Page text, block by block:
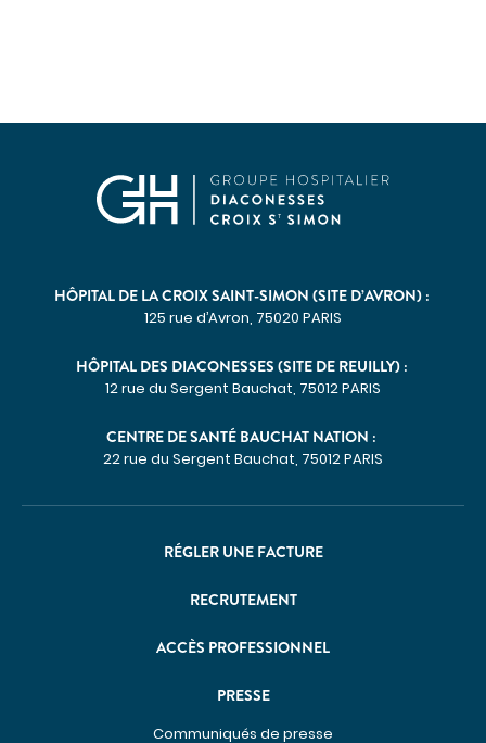
HÔPITAL DE LA CROIX SAINT-SIMON (SITE D’AVRON) :
125 rue d’Avron, 75020 PARIS
HÔPITAL DES DIACONESSES (SITE DE REUILLY) :
12 rue du Sergent Bauchat, 75012 PARIS
CENTRE DE SANTÉ BAUCHAT NATION :
22 rue du Sergent Bauchat, 75012 PARIS
RÉGLER UNE FACTURE
RECRUTEMENT
ACCÈS PROFESSIONNEL
PRESSE
Communiqués de presse